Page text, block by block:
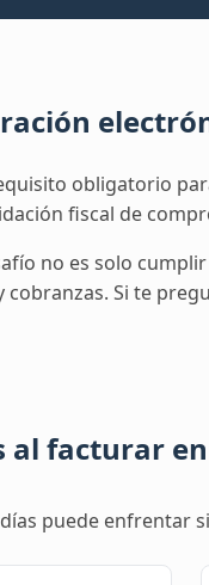
tus sucursales
obligatorio
fiscal de
no es solo
Si te
facturar
puede enfrentar